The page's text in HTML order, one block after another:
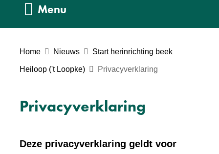
e
Menu
Home Nieuws Start herinrichting beek
Heiloop ('t Loopke) Privacyverklaring
Privacyverklaring
Deze privacyverklaring geldt voor